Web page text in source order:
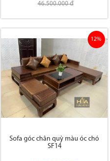
46.500.000 đ
Sofa góc chân quỳ màu óc chó
SF14
12%